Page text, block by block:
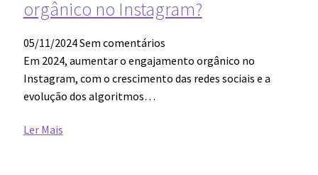
Editorial Milhares de Seguidores
Muito Mais Para as Redes Sociais.